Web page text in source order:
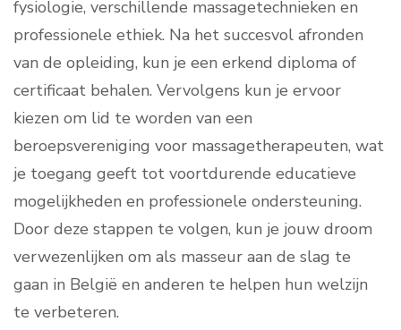
fysiologie, verschillende massagetechnieken en
professionele ethiek. Na het succesvol afronden
van de opleiding, kun je een erkend diploma of
certificaat behalen. Vervolgens kun je ervoor
kiezen om lid te worden van een
beroepsvereniging voor massagetherapeuten, wat
je toegang geeft tot voortdurende educatieve
mogelijkheden en professionele ondersteuning.
Door deze stappen te volgen, kun je jouw droom
verwezenlijken om als masseur aan de slag te
gaan in België en anderen te helpen hun welzijn
te verbeteren.